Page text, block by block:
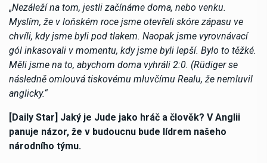
„Nezáleží na tom, jestli začínáme doma, nebo venku.
Myslím, že v loňském roce jsme otevřeli skóre zápasu ve
chvíli, kdy jsme byli pod tlakem. Naopak jsme vyrovnávací
gól inkasovali v momentu, kdy jsme byli lepší. Bylo to těžké.
Měli jsme na to, abychom doma vyhráli 2:0. (Rüdiger se
následně omlouvá tiskovému mluvčímu Realu, že nemluvil
anglicky.“
[Daily Star] Jaký je Jude jako hráč a člověk? V Anglii
panuje názor, že v budoucnu bude lídrem našeho
národního týmu.